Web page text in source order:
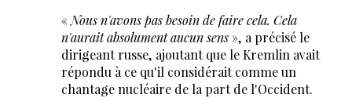
«Nous n'avons pas besoin de faire cela. Cela
n'aurait absolument aucun sens», a précisé le
dirigeant russe, ajoutant que le Kremlin avait
répondu à ce qu'il considérait comme un
chantage nucléaire de la part de l'Occident.